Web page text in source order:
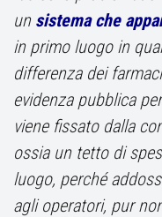
unsistema che
in primo luogo in
differenza dei
evidenza pubblica
viene fissato dalla
ossia un tetto di
luogo, perché
agli operatori, pur